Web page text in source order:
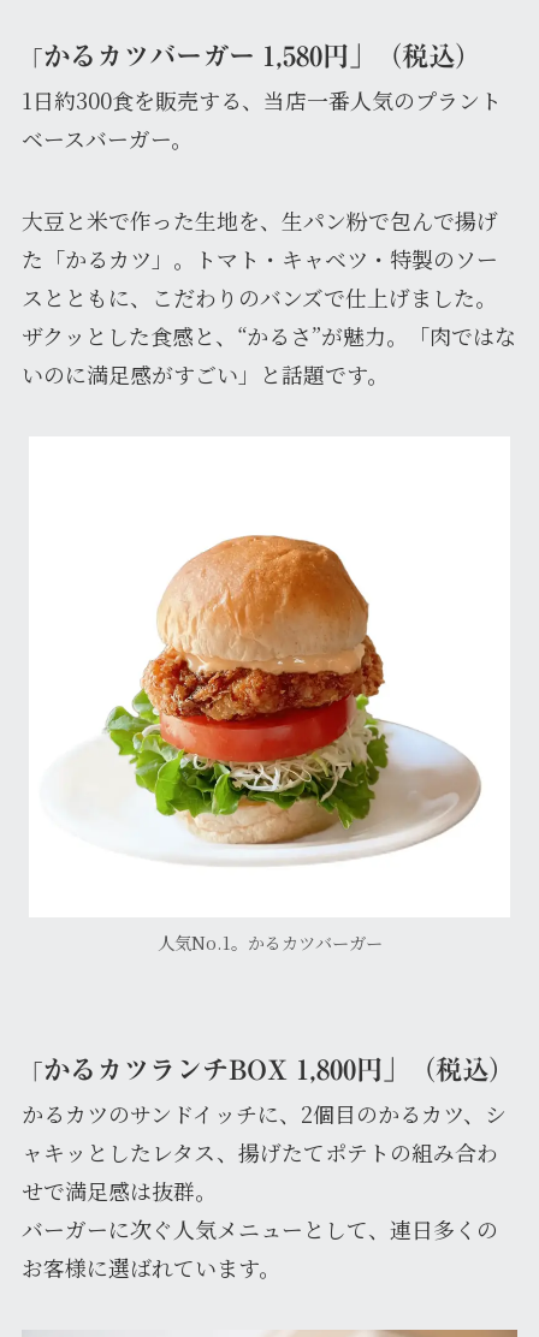
かるカツバーガー 1,580円」（税込）
1日約300食を販売する、当店一番人気のプラント
ベースバーガー。
大豆と米で作った生地を、生パン粉で包んで揚げ
た「かるカツ」。トマト・キャベツ・特製のソー
スとともに、こだわりのバンズで仕上げました。
ザクッとした食感と、“かるさ”が魅力。「肉ではな
いのに満足感がすごい」と話題です。
人気No.1。かるカツバーガー
かるカツランチBOX 1,800円」（税込）
かるカツのサンドイッチに、2個目のかるカツ、シ
ャキッとしたレタス、揚げたてポテトの組み合わ
せで満足感は抜群。
バーガーに次ぐ人気メニューとして、連日多くの
お客様に選ばれています。